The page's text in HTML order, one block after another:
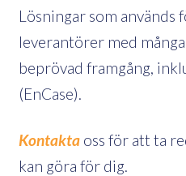
Lösningar som
leverantörer med
beprövad framgång,
(EnCase).
Kontakta oss för att ta
kan göra för dig.